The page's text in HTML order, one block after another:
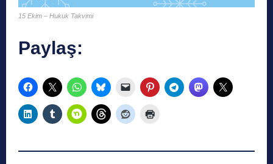
15 Ekim – Hukuk Takvimi
Paylaş: